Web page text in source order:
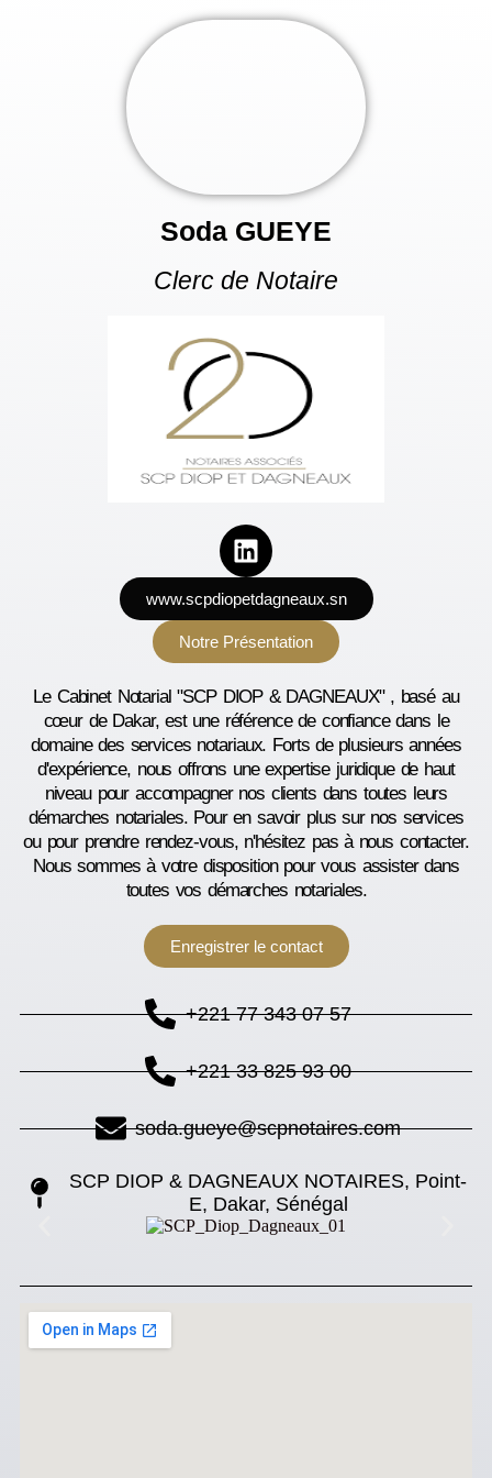
Soda GUEYE
Clerc de Notaire
www.scpdiopetdagneaux.sn
Notre Présentation
Le Cabinet Notarial "SCP DIOP & DAGNEAUX" , basé au
cœur de Dakar, est une référence de confiance dans le
domaine des services notariaux. Forts de plusieurs années
d'expérience, nous offrons une expertise juridique de haut
niveau pour accompagner nos clients dans toutes leurs
démarches notariales. Pour en savoir plus sur nos services
ou pour prendre rendez-vous, n'hésitez pas à nous contacter.
Nous sommes à votre disposition pour vous assister dans
toutes vos démarches notariales.
Enregistrer le contact
+221 77 343 07 57
+221 33 825 93 00
soda.gueye@scpnotaires.com
SCP DIOP & DAGNEAUX NOTAIRES, Point-
E, Dakar, Sénégal